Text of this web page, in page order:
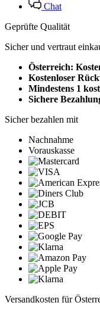
Chat
Geprüfte Qualität
Sicher und vertraut
Österreich:
Kostenloser
Mindestens 1
Sichere
Sicher bezahlen mit
Nachnahme
Vorauskasse
Versandkosten für